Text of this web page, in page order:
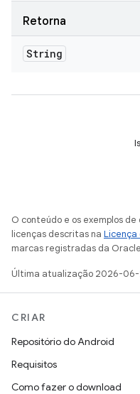
Retorna
String
O conteúdo e os exemplos
licenças descritas na Licença
marcas registradas da
Última atualização 2026-06-
CRIAR
Repositório do Android
Requisitos
Como fazer o download